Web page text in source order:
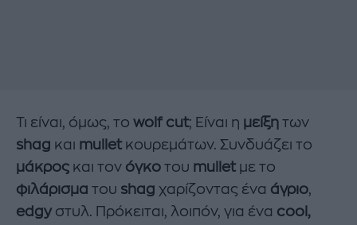
Τι είναι, όμως, το wolf cut; Είναι η μείξη των
shag και mullet κουρεμάτων. Συνδυάζει το
μάκρος και τον όγκο του mullet με το
φιλάρισμα του shag χαρίζοντας ένα άγριο
edgyστυλ. Πρόκειται, λοιπόν, για ένα cool,